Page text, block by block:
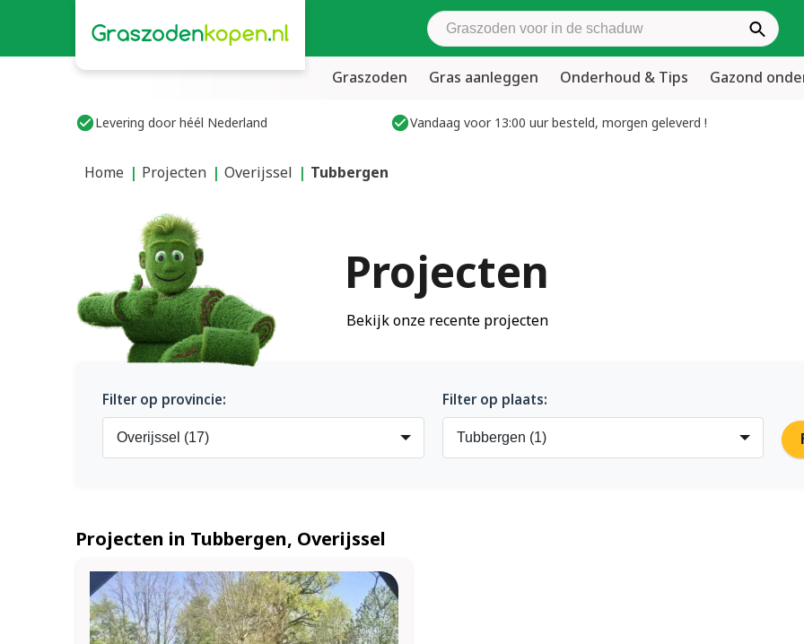
Zoek graszoden
Graszoden Gras aanleggen Onderhoud & Tips Gazond
Levering door héél Nederland Vandaag voor 13:00 uur besteld, morgen geleverd !
Home Projecten Overijssel Tubbergen
Projecten
Bekijk onze recente projecten
Filter op provincie: Filter op plaats:
Projecten in Tubbergen, Overijssel